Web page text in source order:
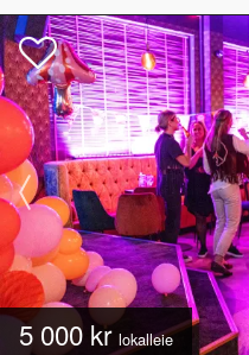
5 000 krlokalleie